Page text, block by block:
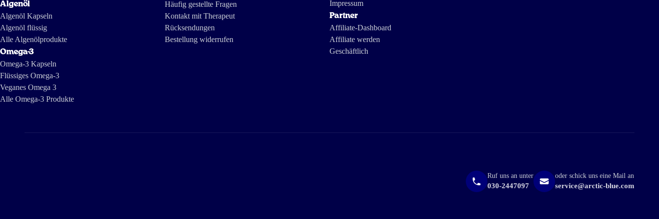
Algenöl
Algenöl Kapseln
Algenöl flüssig
Alle Algenölprodukte
Omega-3
Omega-3 Kapseln
Flüssiges Omega-3
Veganes Omega 3
Alle Omega-3 Produkte
Häufig gestellte Fragen
Kontakt mit Therapeut
Rücksendungen
Bestellung widerrufen
Impressum
Partner
Affiliate-Dashboard
Affiliate werden
Geschäftlich
Ruf uns an unter
030-2447097
oder schick uns eine Mail an
service@arctic-blue.com